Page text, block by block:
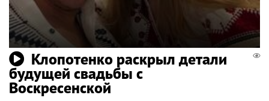
Клопотенко раскрыл детали
будущей свадьбы с
Воскресенской